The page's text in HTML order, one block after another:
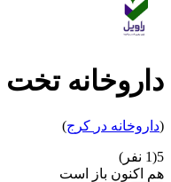
داروخانه
(داروخانه در کرج)
5
(
1 نفر)
هم اکنون باز است